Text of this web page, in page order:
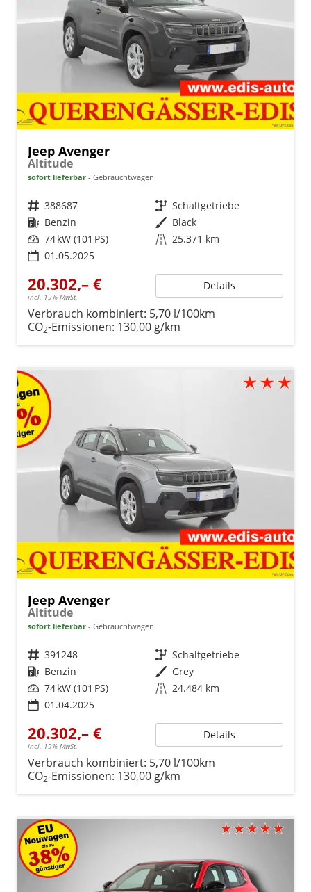
Jeep Avenger
Altitude
sofort lieferbar Gebrauchtwagen
Fahrzeugnr. 388687 Getriebe Schaltgetriebe
Kraftstoff Benzin Außenfarbe Black
Leistung 74 kW (101 PS) Kilometerstand 25.371 km
01.05.2025
20.302,– €
incl. 19% MwSt.
Details
Verbrauch kombiniert: 5,70 l/100km
CO2-Emissionen: 130,00 g/km
Jeep Avenger
Altitude
sofort lieferbar Gebrauchtwagen
Fahrzeugnr. 391248 Getriebe Schaltgetriebe
Kraftstoff Benzin Außenfarbe Grey
Leistung 74 kW (101 PS) Kilometerstand 24.484 km
01.04.2025
20.302,– €
incl. 19% MwSt.
Details
Verbrauch kombiniert: 5,70 l/100km
CO2-Emissionen: 130,00 g/km